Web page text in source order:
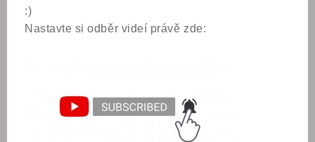
:)
Nastavte si odběr videí právě zde: